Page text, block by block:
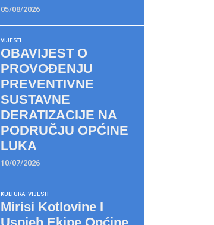
05/08/2026
VIJESTI
OBAVIJEST O
PROVOĐENJU
PREVENTIVNE
SUSTAVNE
DERATIZACIJE NA
PODRUČJU OPĆINE
LUKA
10/07/2026
KULTURA VIJESTI
Mirisi Kotlovine I
Uspjeh Ekipe Općine